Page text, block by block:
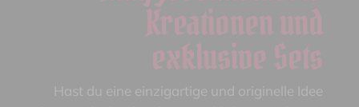
Kreationen und
exklusive Sets
Hast du eine einzigartige und originelle Idee